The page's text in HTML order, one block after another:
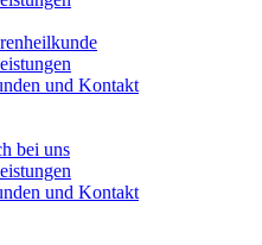
und Kontakt
bei uns
und Kontakt